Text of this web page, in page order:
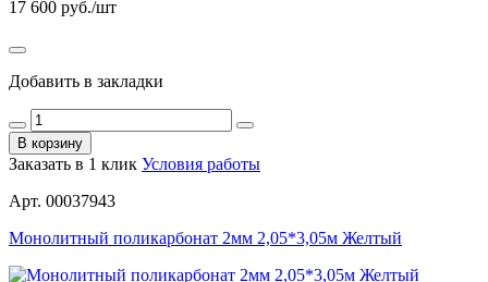
17 600 руб./шт
Добавить в закладки
В корзину
Заказать в 1 клик Условия работы
Арт. 00037943
Монолитный поликарбонат 2мм 2,05*3,05м Желтый